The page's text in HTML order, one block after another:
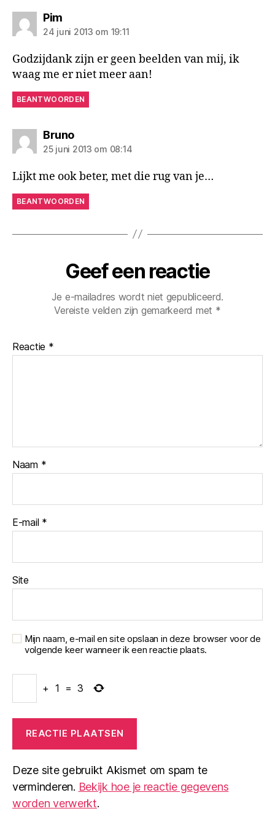
Pimzegt:
24 juni 2013 om 19:11
Godzijdank zijn er geen beelden van mij, ik
waag me er niet meer aan!
BEANTWOORDEN
Brunozegt:
25 juni 2013 om 08:14
Lijkt me ook beter, met die rug van je…
BEANTWOORDEN
Geef een reactie
Je e-mailadres wordt niet gepubliceerd.
Vereiste velden zijn gemarkeerd met *
Reactie *
Naam *
E-mail *
Site
Mijn naam, e-mail en site opslaan in deze browser voor de
volgende keer wanneer ik een reactie plaats.
+ 1 = 3
Deze site gebruikt Akismet om spam te
verminderen. Bekijk hoe je reactie gegevens
worden verwerkt.